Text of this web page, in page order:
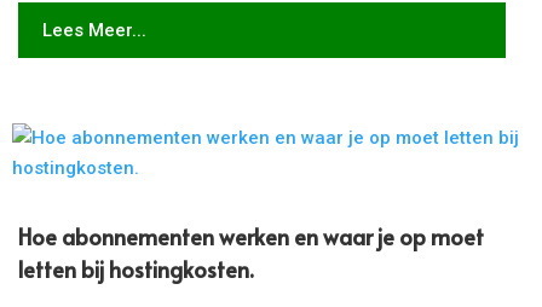
Lees Meer...
Hoe abonnementen werken en waar je op moet
letten bij hostingkosten.​